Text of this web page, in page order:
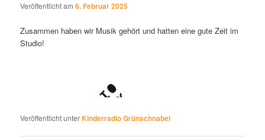
Veröffentlicht am6. Februar 2025
Zusammen haben wir Musik gehört und hatten eine gute Zeit im
Studio!
Veröffentlicht unterKinderradio Grünschnabel